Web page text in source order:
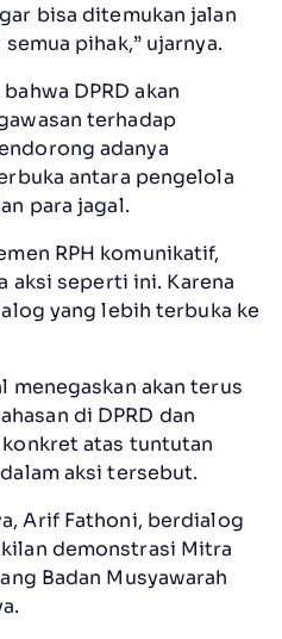
bisa ditemukan jalan
pihak,” ujarnya.
DPRD akan
terhadap
adanya
antara pengelola
para jagal.
RPH komunikatif,
aksi seperti ini. Karena
yang lebih terbuka ke
menegaskan akan terus
di DPRD dan
atas tuntutan
aksi tersebut.
Arif Fathoni, berdialog
demonstrasi Mitra
Badan Musyawarah